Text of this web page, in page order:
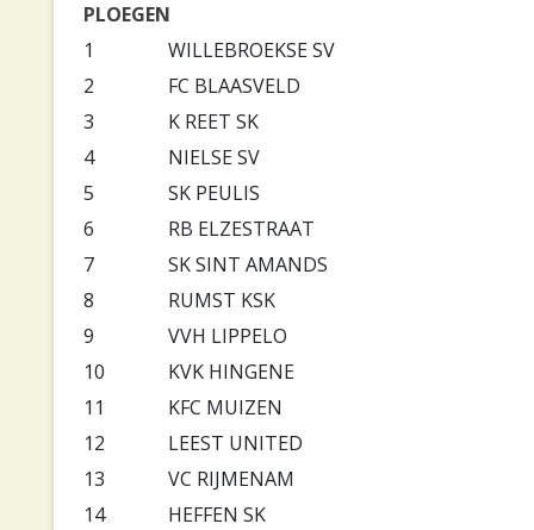
PLOEGEN
1
WILLEBROEKSE SV
2
FC BLAASVELD
3
K REET SK
4
NIELSE SV
5
SK PEULIS
6
RB ELZESTRAAT
7
SK SINT AMANDS
8
RUMST KSK
9
VVH LIPPELO
10
KVK HINGENE
11
KFC MUIZEN
12
LEEST UNITED
13
VC RIJMENAM
14
HEFFEN SK